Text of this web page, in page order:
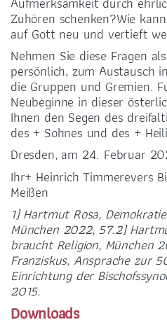
Zuhören schenken?Wie
auf Gott neu und vertieft
Nehmen Sie diese Fragen
persönlich, zum Austausch
die Gruppen und Gremien.
Neubeginne in dieser
Ihnen den Segen des
des + Sohnes und des +
Dresden, am 24. Februar
Ihr+ Heinrich Timmerevers
Meißen
1) Hartmut Rosa,
München 2022, 57.2)
braucht Religion, München
Franziskus, Ansprache zur
Einrichtung der
2015.
Downloads